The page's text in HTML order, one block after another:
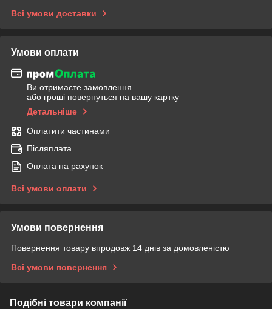
Всі умови доставки
Умови оплати
Ви отримаєте замовлення
або гроші повернуться на вашу картку
Детальніше
Оплатити частинами
Післяплата
Оплата на рахунок
Всі умови оплати
Умови повернення
Повернення товару впродовж 14 днів за домовленістю
Всі умови повернення
Подібні товари компанії